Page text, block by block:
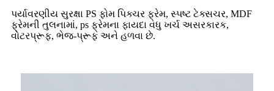
પર્યાવરણીય સુરક્ષા PS ફોમ પિક્ચર ફ્રેમ, સ્પષ્ટ ટેક્સચર, MDF
ફ્રેમની તુલનામાં, ps ફ્રેમના ફાયદા વધુ ખર્ચ અસરકારક,
વોટરપ્રૂફ, ભેજ-પ્રૂફ અને હળવા છે.